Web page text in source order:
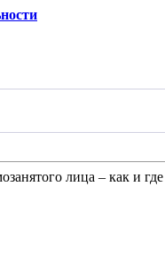
лица – как и